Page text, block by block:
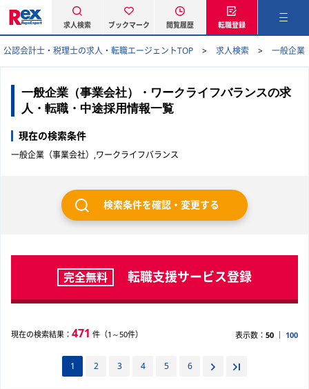
求人検索 ブックマーク 閲覧履歴 転職登録
公認会計士・税理士の求人・転職エージェントTOP 求人検索 一般企業
一般企業（事業会社）・ワークライフバランスの求
人・転職・中途採用情報一覧
現在の検索条件
一般企業（事業会社）,ワークライフバランス
検索条件を確認・変更する
完全無料 転職支援サービス登録
現在の検索結果： 471 件（1～50件） 表示数： 50 100
1 2 3 4 5 6